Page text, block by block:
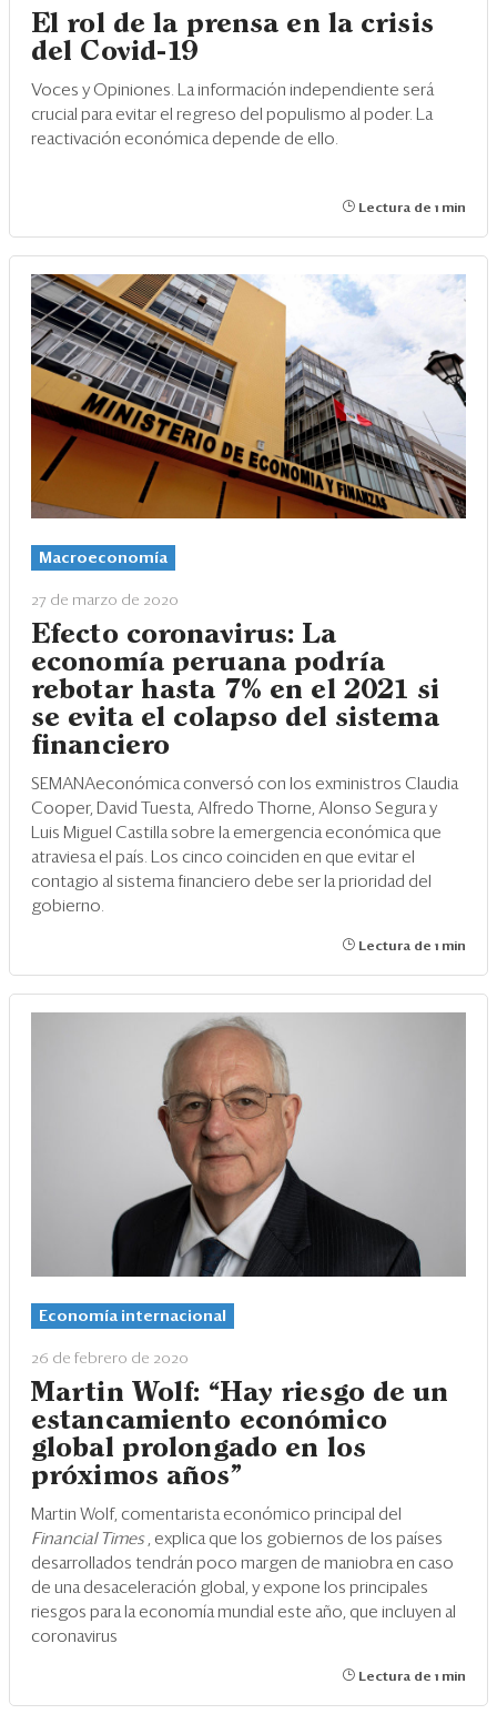
El rol de la prensa en la crisis
del Covid-19
Voces y Opiniones. La información independiente será
crucial para evitar el regreso del populismo al poder. La
reactivación económica depende de ello.
Lectura de 1 min
Macroeconomía
27 de marzo de 2020
Efecto coronavirus: La
economía peruana podría
rebotar hasta 7% en el 2021 si
se evita el colapso del sistema
financiero
SEMANAeconómica conversó con los exministros Claudia
Cooper, David Tuesta, Alfredo Thorne, Alonso Segura y
Luis Miguel Castilla sobre la emergencia económica que
atraviesa el país. Los cinco coinciden en que evitar el
contagio al sistema financiero debe ser la prioridad del
gobierno.
Lectura de 1 min
Economía internacional
26 de febrero de 2020
Martin Wolf: “Hay riesgo de un
estancamiento económico
global prolongado en los
próximos años"
Martin Wolf, comentarista económico principal del
Financial Times , explica que los gobiernos de los países
desarrollados tendrán poco margen de maniobra en caso
de una desaceleración global, y expone los principales
riesgos para la economía mundial este año, que incluyen al
coronavirus
Lectura de 1 min